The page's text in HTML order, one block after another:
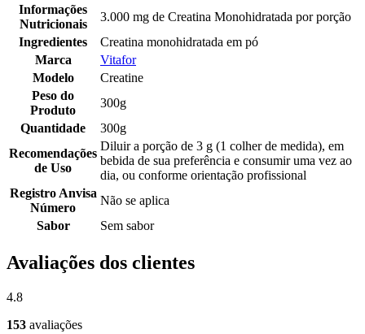
Informações
Nutricionais
3.000 mg de Creatina Monohidratada por porção
Ingredientes
Creatina monohidratada em pó
Marca
Vitafor
Modelo
Creatine
Peso do
Produto
300g
Quantidade
300g
Recomendações
de Uso
Diluir a porção de 3 g (1 colher de medida), em
bebida de sua preferência e consumir uma vez ao
dia, ou conforme orientação profissional
Registro Anvisa
Número
Não se aplica
Sabor
Sem sabor
Avaliações dos clientes
4.8
153 avaliações